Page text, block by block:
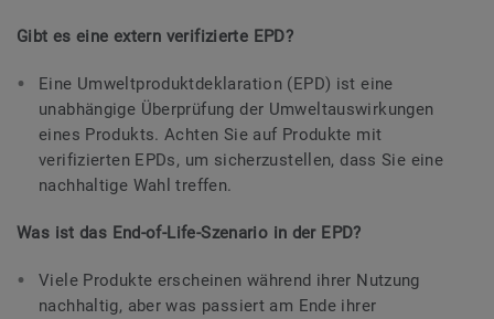
Gibt es eine extern verifizierte EPD?
Eine Umweltproduktdeklaration (EPD) ist eine
unabhängige Überprüfung der Umweltauswirkungen
eines Produkts. Achten Sie auf Produkte mit
verifizierten EPDs, um sicherzustellen, dass Sie eine
nachhaltige Wahl treffen.
Was ist das End-of-Life-Szenario in der EPD?
Viele Produkte erscheinen während ihrer Nutzung
nachhaltig, aber was passiert am Ende ihrer